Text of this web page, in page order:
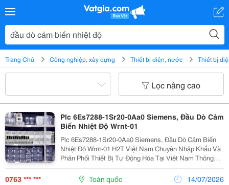
Trang Chủ Công nghiệp, xây dựng Thiết bị điện, nước Thiết bị
Lọc nâng cao
Plc 6Es7288-1Sr20-0Aa0 Siemens, Đầu Dò Cảm
Biến Nhiệt Độ Wrnt-01
Plc 6Es7288-1Sr20-0Aa0 Siemens, Đầu Dò Cảm Biến
Nhiệt Độ Wrnt-01 H2T Việt Nam Chuyên Nhập Khẩu Và
Phân Phối Thiết Bị Tự Động Hóa Tại Việt Nam Thông
Tin Liên Hệ: Dt/Zalo:0763836381 Email:
Sale18.H2T@Gmail.com Hht-H2T Vietnam Chuyên...
0763 *** *** Toàn quốc 14/07/2026